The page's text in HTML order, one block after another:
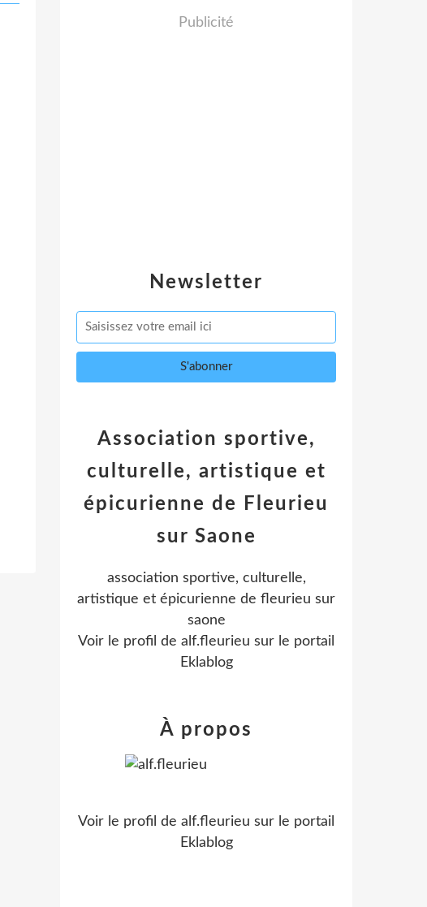
Newsletter
Publicité
Association sportive,
culturelle, artistique et
épicurienne de Fleurieu
sur Saone
association sportive, culturelle,
artistique et épicurienne de fleurieu sur
saone
Voir le profil de alf.fleurieu sur le portail
Eklablog
À propos
Voir le profil de alf.fleurieu sur le portail
Eklablog